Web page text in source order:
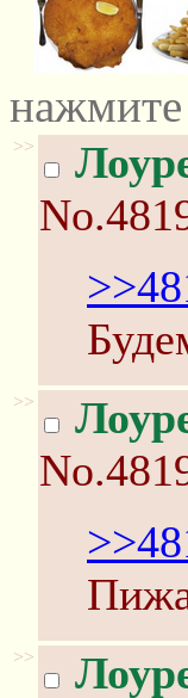
>>
>>
>>